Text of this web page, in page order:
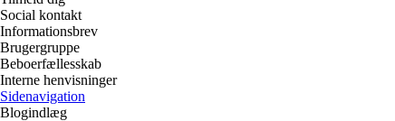
Social kontakt
Informationsbrev
Brugergruppe
Beboerfællesskab
Interne henvisninger
Sidenavigation
Blogindlæg